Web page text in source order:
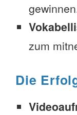
zum
Die